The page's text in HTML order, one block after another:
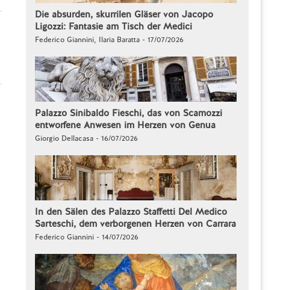
Die absurden, skurrilen Gläser von Jacopo
Ligozzi: Fantasie am Tisch der Medici
Federico Giannini, Ilaria Baratta - 17/07/2026
Palazzo Sinibaldo Fieschi, das von Scamozzi
entworfene Anwesen im Herzen von Genua
Giorgio Dellacasa - 16/07/2026
In den Sälen des Palazzo Staffetti Del Medico
Sarteschi, dem verborgenen Herzen von Carrara
Federico Giannini - 14/07/2026